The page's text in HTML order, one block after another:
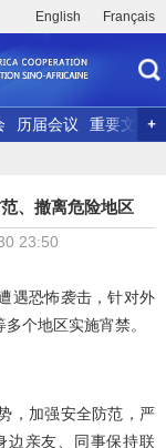
English Français
历届会议
重要文献
、撤离危险地区
23:50
遇恐怖袭击，针对外
个地区实施宵禁。
，加强安全防范，严
边亲友、同事保持联